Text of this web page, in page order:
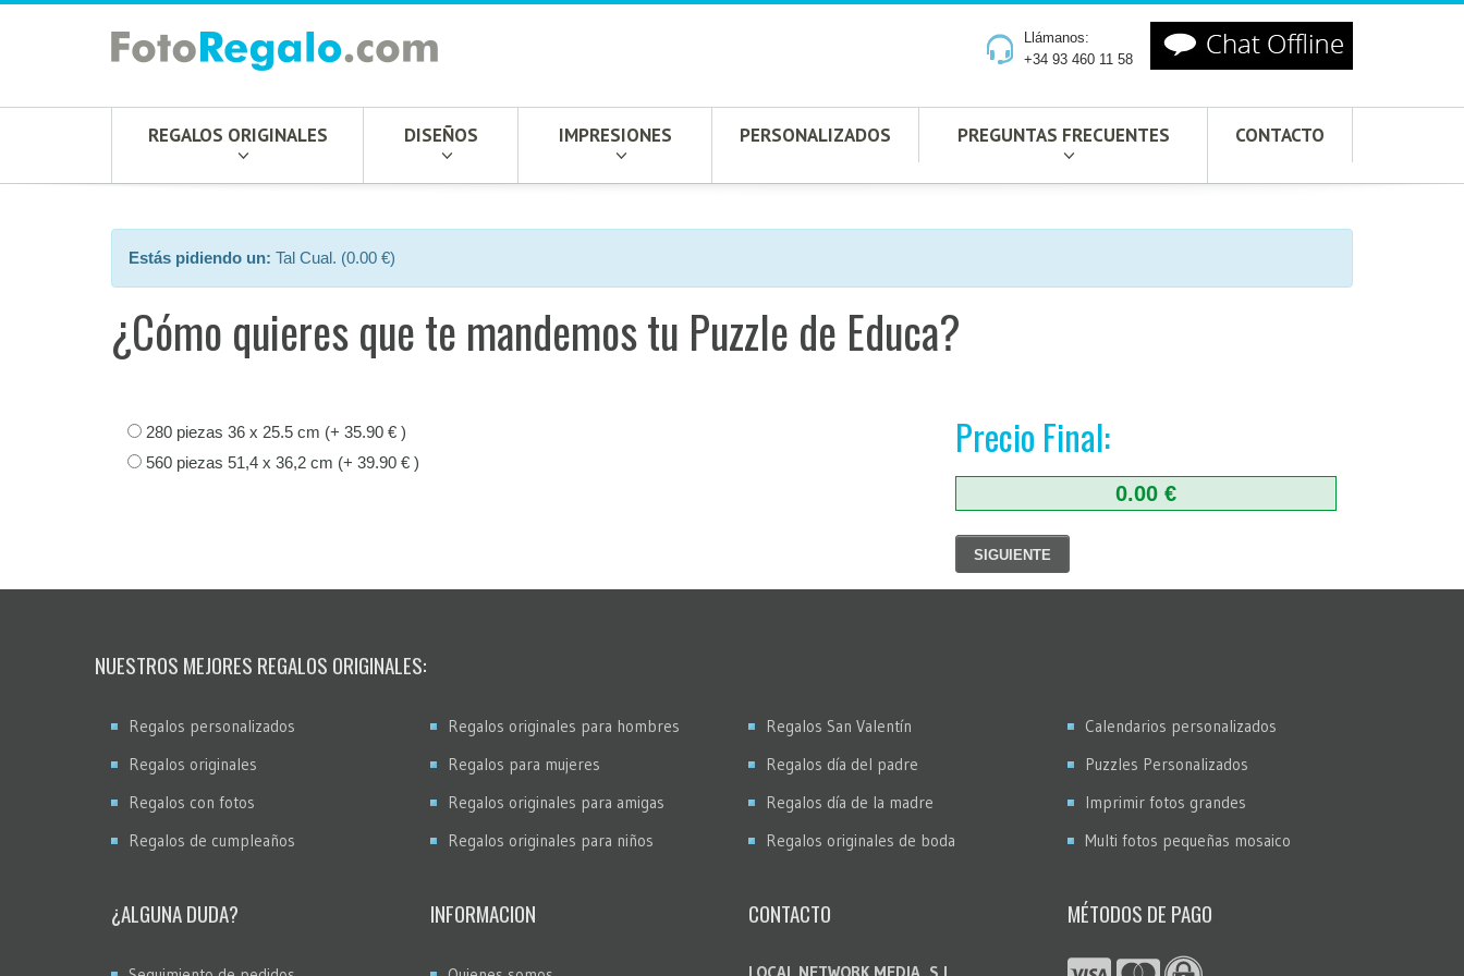
Llámanos:
+34 93 460 11 58
REGALOS ORIGINALES DISEÑOS IMPRESIONES PERSONALIZADOS PREGUNTAS FRECUENTES CONTACTO
Estás pidiendo un: Tal Cual. (0.00 €)
¿Cómo quieres que te mandemos tu Puzzle de Educa?
280 piezas 36 x 25.5 cm (+ 35.90 € )
560 piezas 51,4 x 36,2 cm (+ 39.90 € )
Precio Final:
0.00 €
SIGUIENTE
NUESTROS MEJORES REGALOS ORIGINALES:
Regalos personalizados
Regalos originales
Regalos con fotos
Regalos de cumpleaños
Regalos originales para hombres
Regalos para mujeres
Regalos originales para amigas
Regalos originales para niños
Regalos San Valentín
Regalos día del padre
Regalos día de la madre
Regalos originales de boda
Calendarios personalizados
Puzzles Personalizados
Imprimir fotos grandes
Multi fotos pequeñas mosaico
¿ALGUNA DUDA? INFORMACION CONTACTO MÉTODOS DE PAGO